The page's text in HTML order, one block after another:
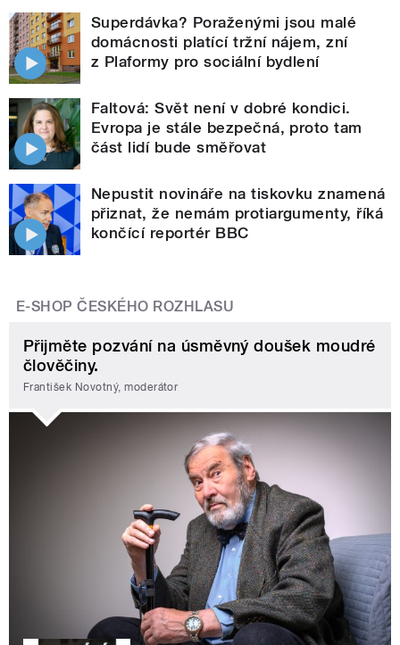
Superdávka? Poraženými jsou malé
domácnosti platící tržní nájem, zní
z Plaformy pro sociální bydlení
Faltová: Svět není v dobré kondici.
Evropa je stále bezpečná, proto tam
část lidí bude směřovat
Nepustit novináře na tiskovku znamená
přiznat, že nemám protiargumenty, říká
končící reportér BBC
E-SHOP ČESKÉHO ROZHLASU
Přijměte pozvání na úsměvný doušek moudré
člověčiny.
František Novotný, moderátor